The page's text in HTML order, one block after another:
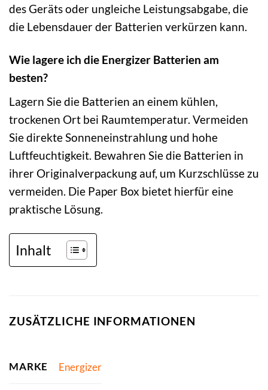
des Geräts oder ungleiche Leistungsabgabe, die
die Lebensdauer der Batterien verkürzen kann.
Wie lagere ich die Energizer Batterien am
besten?
Lagern Sie die Batterien an einem kühlen,
trockenen Ort bei Raumtemperatur. Vermeiden
Sie direkte Sonneneinstrahlung und hohe
Luftfeuchtigkeit. Bewahren Sie die Batterien in
ihrer Originalverpackung auf, um Kurzschlüsse zu
vermeiden. Die Paper Box bietet hierfür eine
praktische Lösung.
Inhalt
ZUSÄTZLICHE INFORMATIONEN
MARKE Energizer